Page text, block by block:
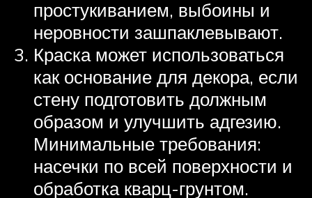
простукиванием, выбоины и
неровности зашпаклевывают.
Краска может использоваться
как основание для декора, если
стену подготовить должным
образом и улучшить адгезию.
Минимальные требования:
насечки по всей поверхности и
обработка кварц-грунтом.